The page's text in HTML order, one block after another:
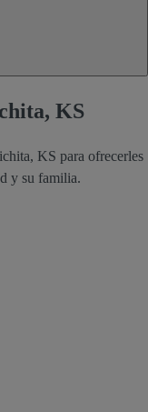
KS
KS para ofrecerles
y su familia.